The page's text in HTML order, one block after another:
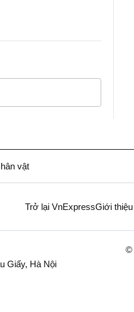
vật
Trở lại VnExpressGiới
Giấy, Hà Nội
©